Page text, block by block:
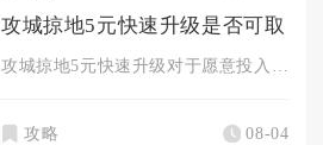
攻城掠地5元快速升级是否可取
攻略 08-04